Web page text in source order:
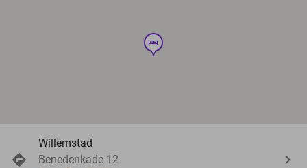
hotel
Willemstad
Benedenkade 12